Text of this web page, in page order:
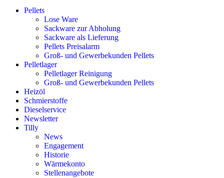
Pellets
Lose Ware
Sackware zur Abholung
Sackware als Lieferung
Pellets Preisalarm
Groß- und Gewerbekunden Pellets
Pelletlager
Pelletlager Reinigung
Groß- und Gewerbekunden Pellets
Heizöl
Schmierstoffe
Dieselservice
Newsletter
Tilly
News
Engagement
Historie
Wärmekonto
Stellenangebote